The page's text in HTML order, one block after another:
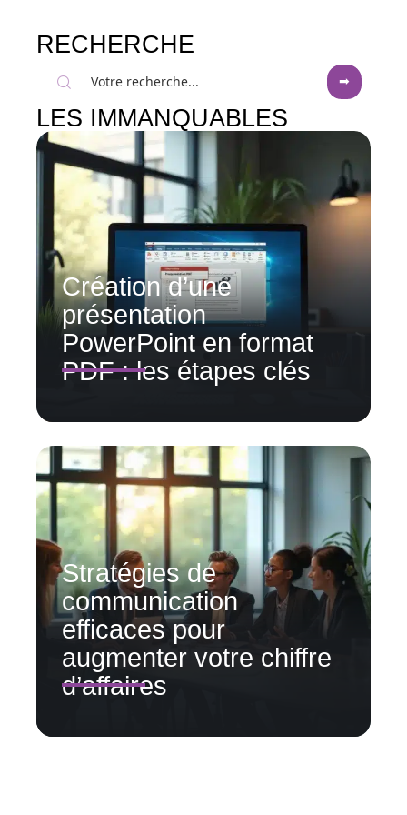
RECHERCHE
LES IMMANQUABLES
Création d’une
présentation
PowerPoint en format
PDF : les étapes clés
Stratégies de
communication
efficaces pour
augmenter votre chiffre
d’affaires